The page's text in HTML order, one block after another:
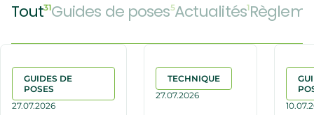
Tout31Guides de poses5Actualités1
GUIDES DE
POSES
27.07.2026
TECHNIQUE
27.07.2026